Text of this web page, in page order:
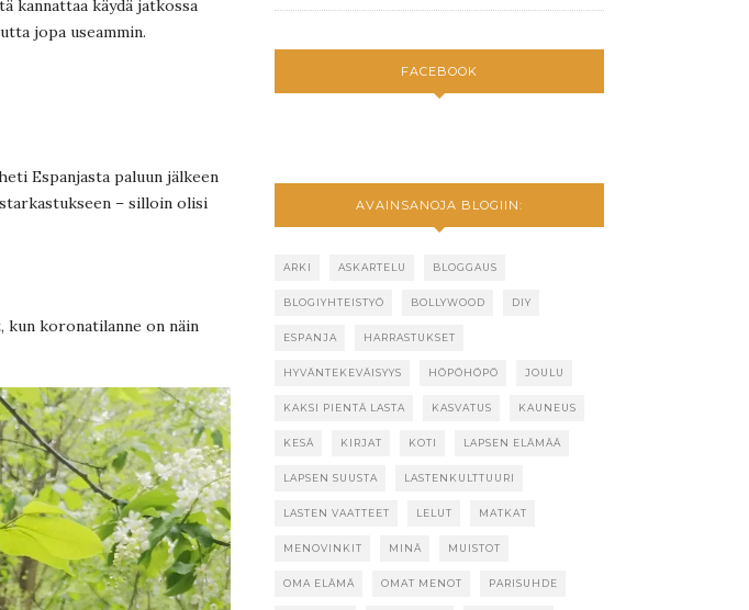
kannattaa käydä jatkossa
jopa useammin.
Espanjasta paluun jälkeen
– silloin olisi
kun koronatilanne on näin
FACEBOOK
AVAINSANOJA BLOGIIN:
ARKI ASKARTELU BLOGGAUS
BLOGIYHTEISTYÖ BOLLYWOOD DIY
ESPANJA HARRASTUKSET
HYVÄNTEKEVÄISYYS HÖPÖHÖPÖ JOULU
KAKSI PIENTÄ LASTA KASVATUS KAUNEUS
KESÄ KIRJAT KOTI LAPSEN ELÄMÄÄ
LAPSEN SUUSTA LASTENKULTTUURI
LASTEN VAATTEET LELUT MATKAT
MENOVINKIT MINÄ MUISTOT
OMA ELÄMÄ OMAT MENOT PARISUHDE